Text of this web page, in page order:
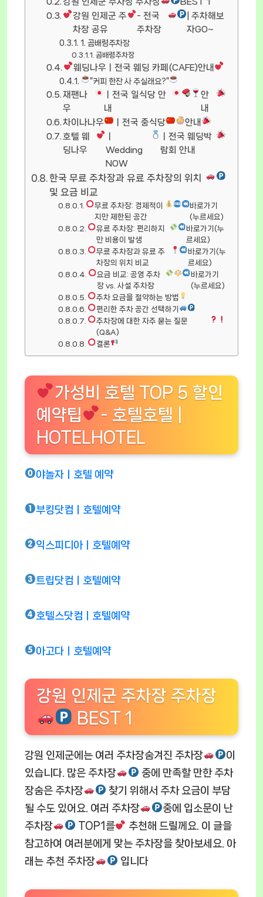
강원 인제군 주
차장 공유
- 전국
주차장
| 주차해보
자GO~
1. 곰배령주차장
곰배령주차장
웨딩나우ㅣ전국 웨딩 카페(CAFE)안내
“커피 한잔 사 주실래요?”
재팬나
우
ㅣ전국 일식당 안
내
안
내
차이나나우
ㅣ전국 중식당
안내
호텔 웨
딩나우
Wedding
NOW
ㅣ전국 웨딩박
람회 안내
한국 무료 주차장과 유료 주차장의 위치
및 요금 비교
무료 주차장: 경제적이
지만 제한된 공간
바로가기
(누르세요)
유료 주차장: 편리하지
만 비용이 발생
바로가기(누
르세요)
무료 주차장과 유료 주
차장의 위치 비교
바로가기(누
르세요)
요금 비교: 공영 주차
장 vs. 사설 주차장
바로가기
(누르세요)
주차 요금을 절약하는 방법
편리한 주차 공간 선택하기
주차장에 대한 자주 묻는 질문
(Q&A)
결론
가성비 호텔 TOP 5 할인
예약팁
- 호텔호텔 |
HOTELHOTEL
야놀자ㅣ호텔 예약
부킹닷컴ㅣ호텔예약
익스피디아ㅣ호텔예약
트립닷컴ㅣ호텔예약
호텔스닷컴ㅣ호텔예약
아고다ㅣ호텔예약
강원 인제군 주차장 주차장
BEST 1
강원 인제군에는 여러 주차장숨겨진 주차장
이
있습니다. 많은 주차장
중에 만족할 만한 주차
장숨은 주차장
찾기 위해서 주차 요금이 부담
될 수도 있어요. 여러 주차장
중에 입소문이 난
주차장
TOP1를
추천해 드릴께요. 이 글을
참고하여 여러분에게 맞는 주차장을 찾아보세요. 아
래는 추천 주차장
입니다